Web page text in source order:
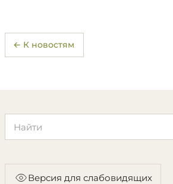
← К новостям
Версия для слабовидящих